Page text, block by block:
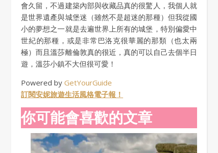
會久留，不過建築內部與收藏品真的很驚人，我個人就
是世界遺產與城堡迷（雖然不是超迷的那種）但我從國
小的夢想之一就是去遍世界上所有的城堡，特別偏愛中
世紀的那種，或是非常巴洛克很華麗的那類（也太兩
極）而且溫莎離倫敦真的很近，真的可以自己去個半日
遊，溫莎小鎮不大但很可愛！
Powered by GetYourGuide
訂閱安妮旅遊生活風格電子報！
你可能會喜歡的文章